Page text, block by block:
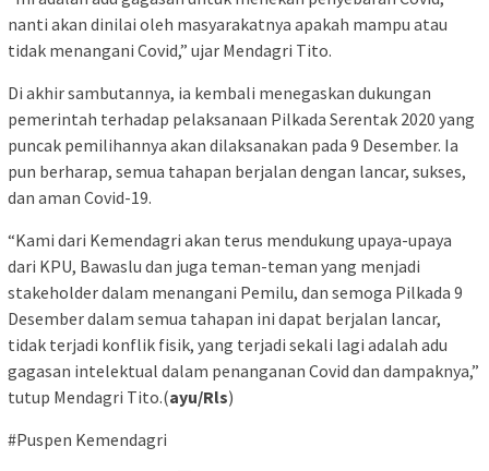
nanti akan dinilai oleh masyarakatnya apakah mampu atau
tidak menangani Covid,” ujar Mendagri Tito.
Di akhir sambutannya, ia kembali menegaskan dukungan
pemerintah terhadap pelaksanaan Pilkada Serentak 2020 yang
puncak pemilihannya akan dilaksanakan pada 9 Desember. Ia
pun berharap, semua tahapan berjalan dengan lancar, sukses,
dan aman Covid-19.
“Kami dari Kemendagri akan terus mendukung upaya-upaya
dari KPU, Bawaslu dan juga teman-teman yang menjadi
stakeholder dalam menangani Pemilu, dan semoga Pilkada 9
Desember dalam semua tahapan ini dapat berjalan lancar,
tidak terjadi konflik fisik, yang terjadi sekali lagi adalah adu
gagasan intelektual dalam penanganan Covid dan dampaknya,”
tutup Mendagri Tito.(ayu/Rls)
#Puspen Kemendagri